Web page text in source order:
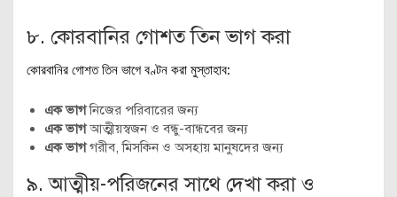
৮. কোরবানির গোশত তিন ভাগ করা
কোরবানির গোশত তিন ভাগে বণ্টন করা মুস্তাহাব:
এক ভাগনিজের পরিবারের জন্য
এক ভাগআত্মীয়স্বজন ও বন্ধু-বান্ধবের জন্য
এক ভাগগরীব, মিসকিন ও অসহায় মানুষদের জন্য
৯. আত্মীয়-পরিজনের সাথে দেখা করা ও